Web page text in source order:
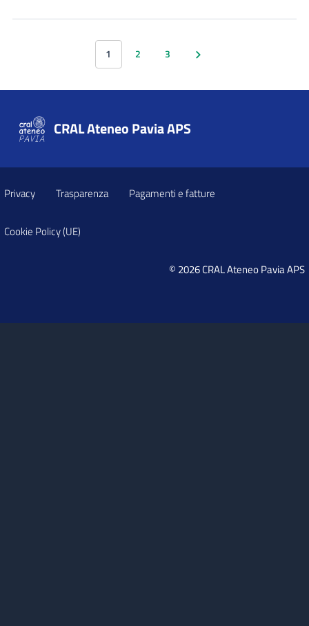
1 2 3
CRAL Ateneo Pavia APS
Privacy Trasparenza Pagamenti e fatture
Cookie Policy (UE)
© 2026 CRAL Ateneo Pavia APS